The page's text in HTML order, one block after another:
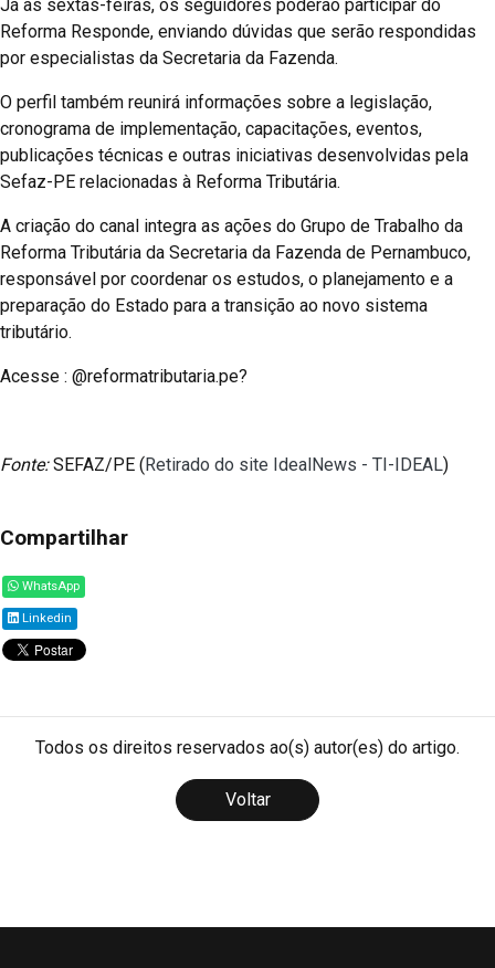
Já às sextas-feiras, os seguidores poderão participar do
Reforma Responde, enviando dúvidas que serão respondidas
por especialistas da Secretaria da Fazenda.
O perfil também reunirá informações sobre a legislação,
cronograma de implementação, capacitações, eventos,
publicações técnicas e outras iniciativas desenvolvidas pela
Sefaz-PE relacionadas à Reforma Tributária.
A criação do canal integra as ações do Grupo de Trabalho da
Reforma Tributária da Secretaria da Fazenda de Pernambuco,
responsável por coordenar os estudos, o planejamento e a
preparação do Estado para a transição ao novo sistema
tributário.
Acesse : @reformatributaria.pe?
Fonte:SEFAZ/PE (Retirado do site IdealNews - TI-IDEAL)
Compartilhar
WhatsApp
Linkedin
Todos os direitos reservados ao(s) autor(es) do artigo.
Voltar